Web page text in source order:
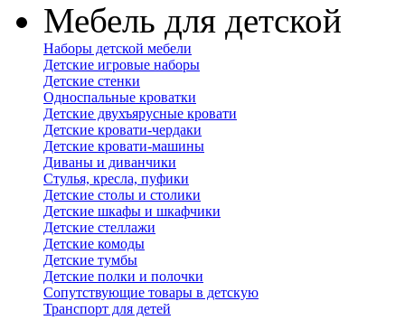
Мебель для детской
Наборы детской мебели
Детские игровые наборы
Детские стенки
Односпальные кроватки
Детские двухъярусные кровати
Детские кровати-чердаки
Детские кровати-машины
Диваны и диванчики
Стулья, кресла, пуфики
Детские столы и столики
Детские шкафы и шкафчики
Детские стеллажи
Детские комоды
Детские тумбы
Детские полки и полочки
Сопутствующие товары в детскую
Транспорт для детей